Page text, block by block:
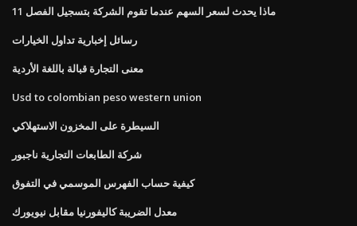
ماذا يحدث لسعر السهم عندما تقوم الشركة بتسجيل الفصل 11
رسائل إخبارية تداول الخيارات
معنى التجارة قبالة باللغة الأردية
Usd to colombian peso western union
السيطرة على المخزون الاستهلاكي
شركة الطابعات التجارية ناجبور
كيفية حساب الفهرس الموسمي في التفوق
معدل الضريبة كاليفورنيا مقابل نيويورك